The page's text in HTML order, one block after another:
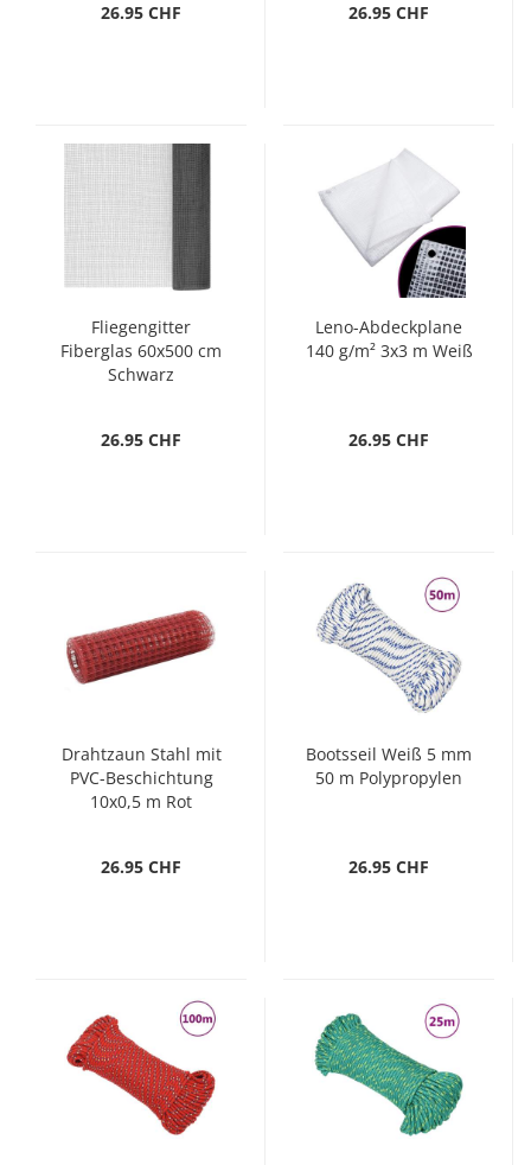
26.95 CHF 26.95 CHF
Fliegengitter
Fiberglas 60x500 cm
Schwarz
26.95 CHF
Leno-Abdeckplane
140 g/m² 3x3 m Weiß
26.95 CHF
Drahtzaun Stahl mit
PVC-Beschichtung
10x0,5 m Rot
26.95 CHF
Bootsseil Weiß 5 mm
50 m Polypropylen
26.95 CHF